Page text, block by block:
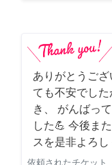
ありがとうござ
ても不安でし
き、 がんばっ
した💪 今後ま
スを是非よろ
依頼されたチケット